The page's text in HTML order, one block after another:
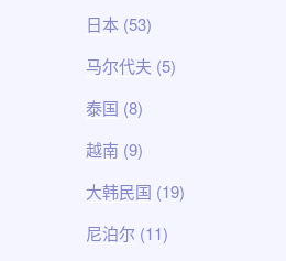
日本 (53)
马尔代夫 (5)
泰国 (8)
越南 (9)
大韩民国 (19)
尼泊尔 (11)